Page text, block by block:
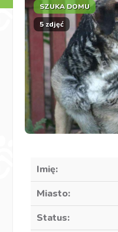
SZUKA DOMU
5 zdjęć
Imię:
Miasto:
Status: